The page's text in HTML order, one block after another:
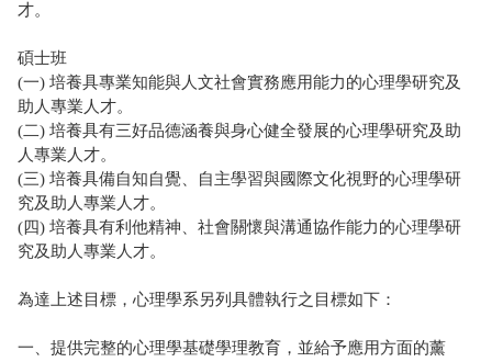
才。
碩士班
(一) 培養具專業知能與人文社會實務應用能力的心理學研究及
助人專業人才。
(二) 培養具有三好品德涵養與身心健全發展的心理學研究及助
人專業人才。
(三) 培養具備自知自覺、自主學習與國際文化視野的心理學研
究及助人專業人才。
(四) 培養具有利他精神、社會關懷與溝通協作能力的心理學研
究及助人專業人才。
為達上述目標，心理學系另列具體執行之目標如下：
一、提供完整的心理學基礎學理教育，並給予應用方面的薰